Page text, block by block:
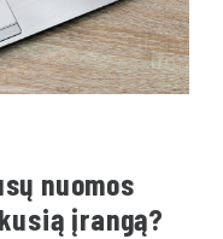
nuomos
įrangą?